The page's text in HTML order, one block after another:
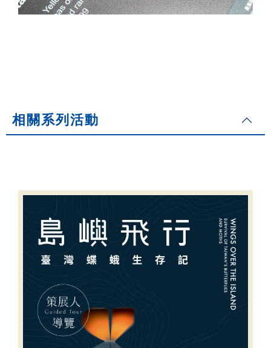
相關系列活動